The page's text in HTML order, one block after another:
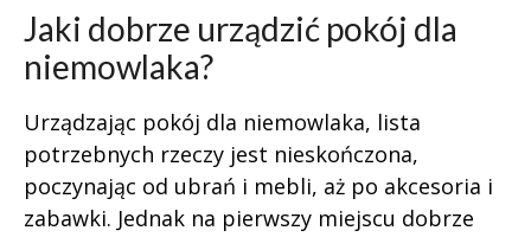
Jaki dobrze urządzić pokój dla
niemowlaka?
Urządzając pokój dla niemowlaka, lista
potrzebnych rzeczy jest nieskończona,
poczynając od ubrań i mebli, aż po akcesoria i
zabawki. Jednak na pierwszy miejscu dobrze